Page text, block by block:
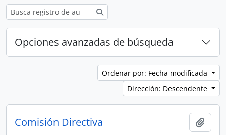
Opciones avanzadas de búsqueda
Ordenar por: Fecha modificada
Dirección: Descendente
Comisión Directiva